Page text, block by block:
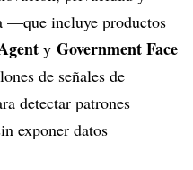
—que incluye productos
y Government Face
de señales de
detectar patrones
exponer datos